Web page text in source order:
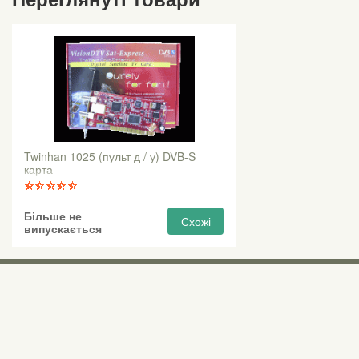
Twinhan 1025 (пульт д / у) DVB-S
карта
Більше не
випускається
Схожі